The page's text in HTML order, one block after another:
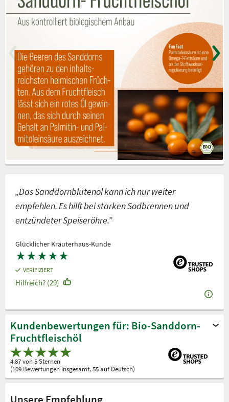
„Das Sanddornblütenöl kann ich nur weiter
empfehlen. Es hilft bei starken Sodbrennen und
entzündeter Speiseröhre.”
Glücklicher Kräuterhaus-Kunde
★★★★★
VERIFIZIERT
Hilfreich? (29)
Kundenbewertungen für: Bio-Sanddorn-
Fruchtfleischöl
4.87 von 5 Sternen
(109 Bewertungen insgesamt, 55 auf Deutsch)
Unsere Empfehlung